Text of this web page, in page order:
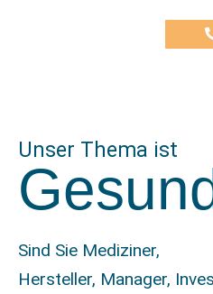
Unser Thema ist
Sind Sie Mediziner,
Hersteller, Manager,